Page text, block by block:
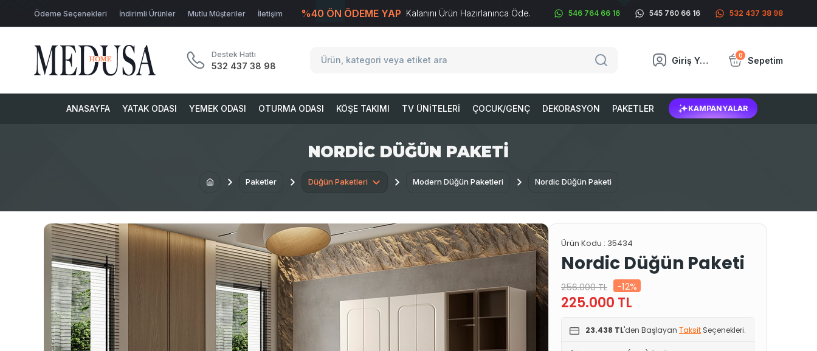
Ödeme Seçenekleri İndirimli Ürünler Mutlu Müşteriler İletişim %40 ÖN ÖDEME YAP Kalanını Ürün Hazırlanınca Öde. 546 764 66 16 545 760 66 16 532 437 38 98
Destek Hattı
532 437 38 98
Giriş Yap 0 Sepetim
ANASAYFA YATAK ODASI YEMEK ODASI OTURMA ODASI KÖŞE TAKIMI TV ÜNITELERI ÇOCUK/GENÇ DEKORASYON PAKETLER KAMPANYALAR
NORDIC DÜĞÜN PAKETI
Paketler Düğün Paketleri Modern Düğün Paketleri Nordic Düğün Paketi
Ürün Kodu : 35434
Nordic Düğün Paketi
256.000TL -12%
225.000 TL
23.438 TL'den Başlayan Taksit Seçenekleri.
T-Soft E-TicaretSistemleriyle Hazırlanmıştır.